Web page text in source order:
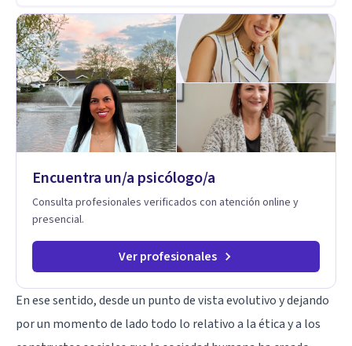
Encuentra un/a psicólogo/a
Consulta profesionales verificados con atención online y
presencial.
Ver profesionales
En ese sentido, desde un punto de vista evolutivo y dejando
por un momento de lado todo lo relativo a la ética y a los